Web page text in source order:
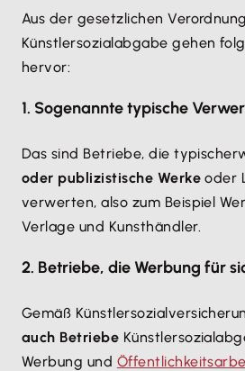
Aus der gesetzlichen
Künstlersozialabgabe gehen
hervor:
1. Sogenannte typische
Das sind Betriebe, die
oder publizistische Werke oder
verwerten, also zum Beispiel
Verlage und Kunsthändler.
2. Betriebe, die Werbung für
Gemäß
auch Betriebe
Werbung und